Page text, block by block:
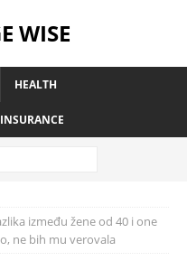
WISE
HEALTH
između žene od 40 i one
ne bih mu verovala